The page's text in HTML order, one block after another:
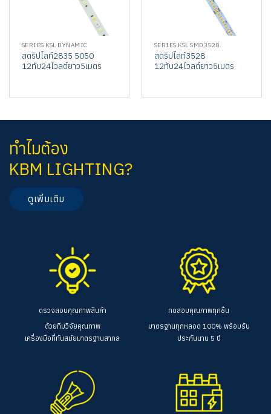
SERIES KSL DYNAMIC
สตริปไลท์2835 5050
12ทับ24ไวลต์ยาว5เมตร
SERIES KSL SMD3528
สตริปไลท์3528
12ทับ24ไวลต์ยาว5เมตร
ทำไมต้อง
KBM LIGHTING?
ดูเพิ่มเติม
ตรวจสอบคุณภาพสินค้า
ด้วยทีมวิจัยคุณภาพ
เครื่องมือที่ทันสมัยมาตรฐานสากล
ทดสอบคุณภาพทุกชิ้น
มาตรฐานทุกหลอด 100% พร้อมรับ
ประกันนาน 5 ปี